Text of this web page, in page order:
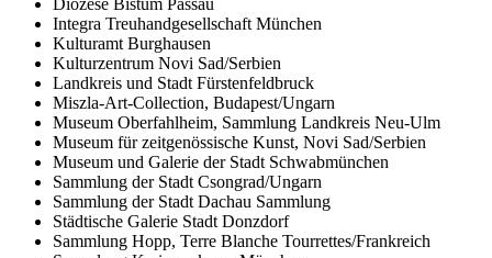
Integra Treuhandgesellschaft München
Kulturamt Burghausen
Kulturzentrum Novi Sad/Serbien
Landkreis und Stadt Fürstenfeldbruck
Miszla-Art-Collection, Budapest/Ungarn
Museum Oberfahlheim, Sammlung Landkreis Neu-Ulm
Museum für zeitgenössische Kunst, Novi Sad/Serbien
Museum und Galerie der Stadt Schwabmünchen
Sammlung der Stadt Csongrad/Ungarn
Sammlung der Stadt Dachau Sammlung
Städtische Galerie Stadt Donzdorf
Sammlung Hopp, Terre Blanche Tourrettes/Frankreich